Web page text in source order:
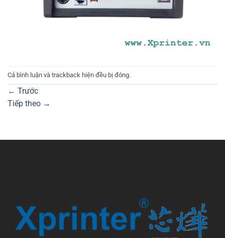
Cả bình luận và trackback hiện đều bị đóng.
← Trước
Tiếp theo →